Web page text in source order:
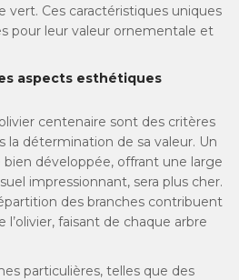
vert. Ces caractéristiques uniques
pour leur valeur ornementale et
aspects esthétiques
centenaire sont des critères
la détermination de sa valeur. Un
développée, offrant une large
impressionnant, sera plus cher.
des branches contribuent
faisant de chaque arbre
particulières, telles que des